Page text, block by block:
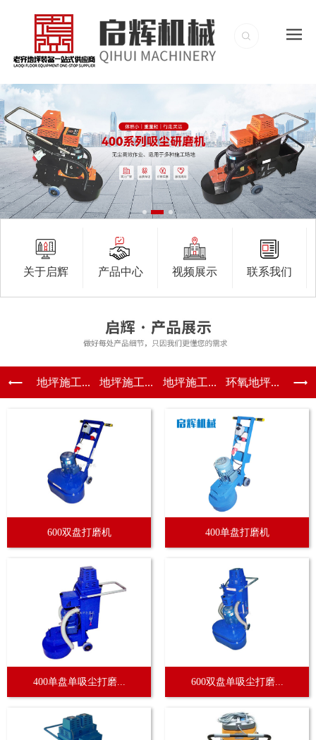
关于启辉 产品中心 视频展示 联系我们
地坪施工... 地坪施工... 地坪施工... 环氧地坪...
600双盘打磨机 400单盘打磨机
400单盘单吸尘打磨... 600双盘单吸尘打磨...